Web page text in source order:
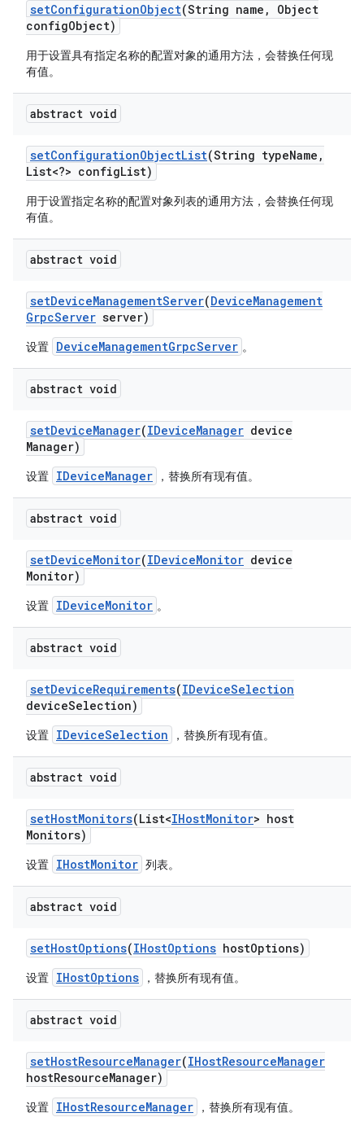
setConfigurationObject(String name ,
Object
configObject)
用于设置具有指定名称的配置对象的通用方法，会替换任何现
有值。
abstract void
setConfigurationObjectList(String typeName ,
List<?> configList)
用于设置指定名称的配置对象列表的通用方法，会替换任何现
有值。
abstract void
setDeviceManagementServer(DeviceManagement
GrpcServer server)
设置 DeviceManagementGrpcServer 。
abstract void
setDeviceManager(IDeviceManager device
Manager)
设置 IDeviceManager ，替换所有现有值。
abstract void
setDeviceMonitor(IDeviceMonitor device
Monitor)
设置 IDeviceMonitor 。
abstract void
setDeviceRequirements(IDeviceSelection
deviceSelection)
设置 IDeviceSelection ，替换所有现有值。
abstract void
setHostMonitors(List<IHostMonitor> host
Monitors)
设置 IHostMonitor 列表。
abstract void
setHostOptions(IHostOptions hostOptions)
设置 IHostOptions ，替换所有现有值。
abstract void
setHostResourceManager(IHostResourceManager
hostResourceManager)
设置 IHostResourceManager ，替换所有现有值。